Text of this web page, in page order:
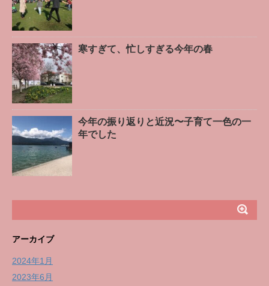
寒すぎて、忙しすぎる今年の春
今年の振り返りと近況〜子育て一色の一
年でした
アーカイブ
2024年1月
2023年6月